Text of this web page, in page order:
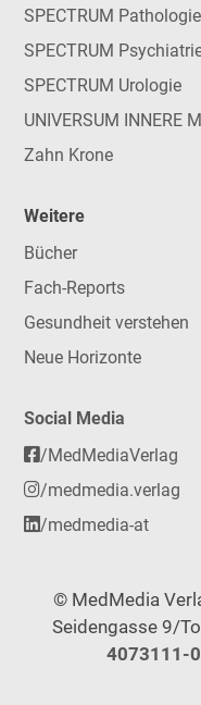
SPECTRUM Pathologie
SPECTRUM
SPECTRUM Urologie
UNIVERSUM INNERE
Zahn Krone
Weitere
Bücher
Fach-Reports
Gesundheit verstehen
Neue Horizonte
Social Media
/MedMediaVerlag
/medmedia.verlag
/medmedia-at
© MedMedia
Seidengasse 9/
4073111-0